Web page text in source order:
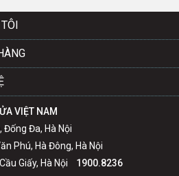
VIỆT NAM
Đống Đa, Hà Nội
Phú, Hà Đông, Hà Nội
Giấy, Hà Nội 1900.8236